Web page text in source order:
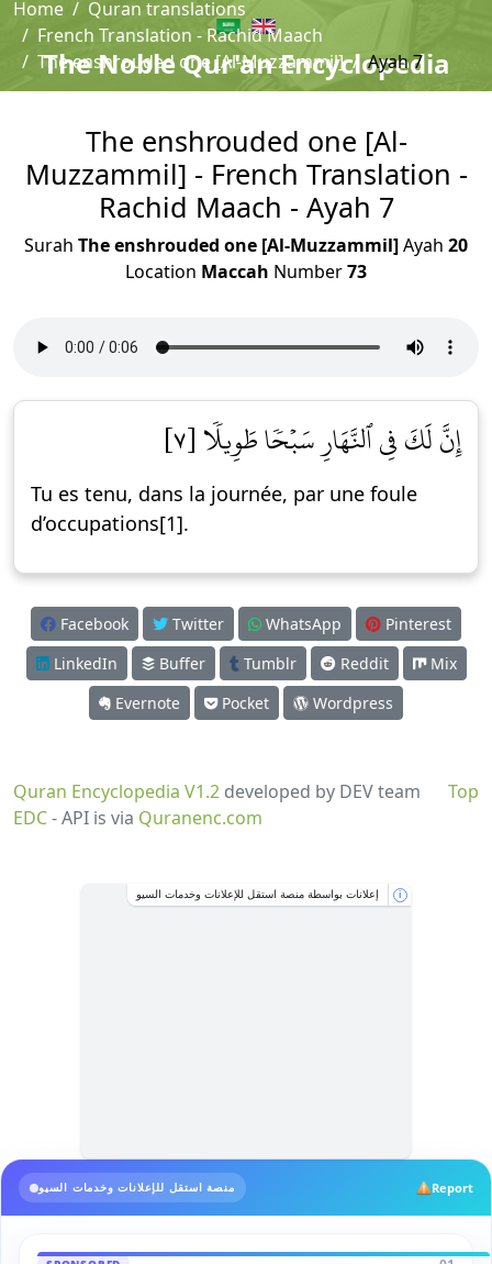
The Noble Qur'an Encyclopedia
Home
Quran translations
French Translation - Rachid Maach
The enshrouded one [Al-Muzzammil]
Ayah 7
The enshrouded one [Al-
Muzzammil] - French Translation -
Rachid Maach - Ayah 7
Surah The enshrouded one [Al-Muzzammil]Ayah 20
Location Maccah Number73
إِنَّ لَكَ فِي ٱلنَّهَارِ سَبۡحٗا طَوِيلٗا [٧]
Tu es tenu, dans la journée, par une foule
d’occupations[1].
Facebook Twitter WhatsApp
Pinterest
LinkedIn
Buffer Tumblr Reddit
Mix
Evernote
Pocket Wordpress
Top
Quran Encyclopedia V1.2 developed by DEV team
EDC- API is via Quranenc.com
إعلانات بواسطة منصة استقل للإعلانات وخدمات السيو i
منصة استقل للإعلانات وخدمات السيو Report